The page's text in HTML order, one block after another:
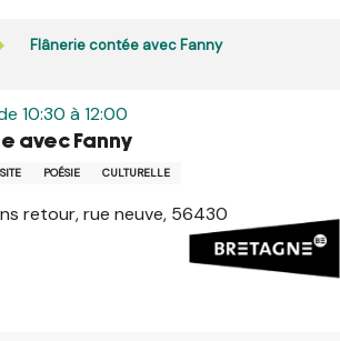
jour de 21h à 5h en Ille-et-Vilaine et
En savoir plus
Flânerie contée avec Fanny
10:30 à 12:00
avec Fanny
POÉSIE CULTURELLE
retour, rue neuve, 56430